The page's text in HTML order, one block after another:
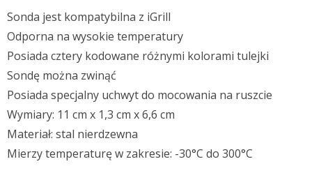
Sonda jest kompatybilna z iGrill
Odporna na wysokie temperatury
Posiada cztery kodowane różnymi kolorami tulejki
Sondę można zwinąć
Posiada specjalny uchwyt do mocowania na ruszcie
Wymiary: 11 cm x 1,3 cm x 6,6 cm
Materiał: stal nierdzewna
Mierzy temperaturę w zakresie: -30°C do 300°C